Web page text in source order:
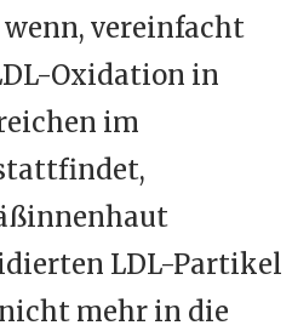
wenn, vereinfacht
Oxidation in
im
LDL-Partikel
mehr in die